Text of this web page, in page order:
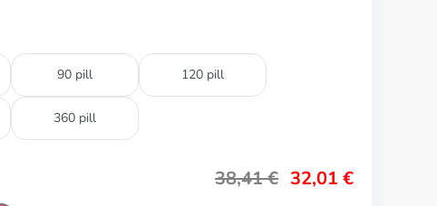
90 pill 120 pill
360 pill
38,41€ 32,01 €